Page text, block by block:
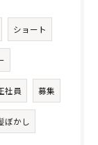
ショート
社員 募集
ぼかし